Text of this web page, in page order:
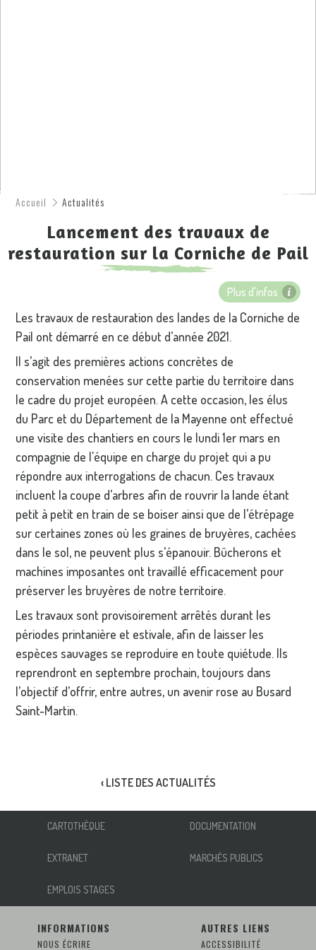
Accueil Actualités
Lancement des travaux de
restauration sur la Corniche de Pail
Les travaux de restauration des landes de la Corniche de
Pail ont démarré en ce début d’année 2021.
Il s’agit des premières actions concrètes de
conservation menées sur cette partie du territoire dans
le cadre du projet européen. A cette occasion, les élus
du Parc et du Département de la Mayenne ont effectué
une visite des chantiers en cours le lundi 1er mars en
compagnie de l'équipe en charge du projet qui a pu
répondre aux interrogations de chacun. Ces travaux
incluent la coupe d’arbres afin de rouvrir la lande étant
petit à petit en train de se boiser ainsi que de l’étrépage
sur certaines zones où les graines de bruyères, cachées
dans le sol, ne peuvent plus s’épanouir. Bûcherons et
machines imposantes ont travaillé efficacement pour
préserver les bruyères de notre territoire.
Les travaux sont provisoirement arrêtés durant les
périodes printanière et estivale, afin de laisser les
espèces sauvages se reproduire en toute quiétude. Ils
reprendront en septembre prochain, toujours dans
l’objectif d’offrir, entre autres, un avenir rose au Busard
Saint-Martin.
Plus d'infos
‹ LISTE DES ACTUALITÉS
CARTOTHÈQUE DOCUMENTATION
EXTRANET MARCHÉS PUBLICS
EMPLOIS STAGES
INFORMATIONS
NOUS ÉCRIRE
AUTRES LIENS
ACCESSIBILITÉ